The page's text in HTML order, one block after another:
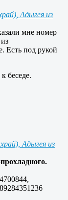
Адыгея из
мне номер
Есть под рукой
беседе.
Адыгея из